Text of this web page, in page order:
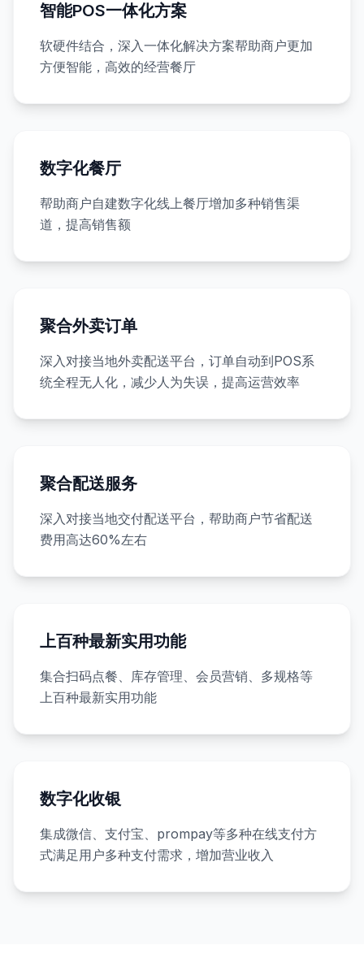
智能POS一体化方案
软硬件结合，深入一体化解决方案帮助商户更加
方便智能，高效的经营餐厅
数字化餐厅
帮助商户自建数字化线上餐厅增加多种销售渠
道，提高销售额
聚合外卖订单
深入对接当地外卖配送平台，订单自动到POS系
统全程无人化，减少人为失误，提高运营效率
聚合配送服务
深入对接当地交付配送平台，帮助商户节省配送
费用高达60%左右
上百种最新实用功能
集合扫码点餐、库存管理、会员营销、多规格等
上百种最新实用功能
数字化收银
集成微信、支付宝、prompay等多种在线支付方
式满足用户多种支付需求，增加营业收入